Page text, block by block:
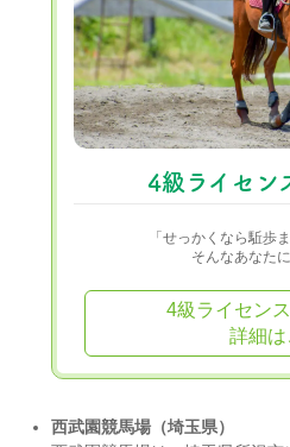
4級ライセン
「せっかくなら駈歩
そんなあなた
4級ライセン
詳細は
西武園競馬場（埼玉県）